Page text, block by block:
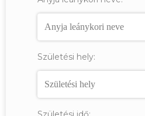
Születési hely: